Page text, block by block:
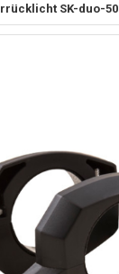
SK-duo-50